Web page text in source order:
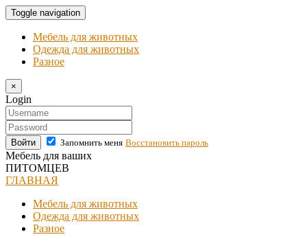
Toggle navigation
Мебель для животных
Одежда для животных
Разное
×
Login
Войти Запомнить меня Восстановить пароль
Мебель для ваших
ПИТОМЦЕВ
ГЛАВНАЯ
Мебель для животных
Одежда для животных
Разное